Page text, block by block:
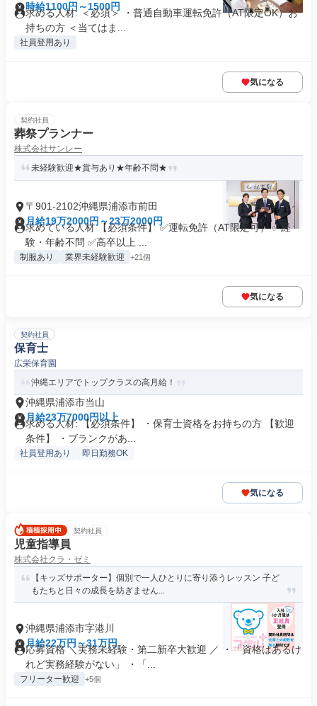
時給1100円～1500円
求める人材: ＜必須＞ ・普通自動車運転免許（AT限定OK）お
持ちの方 ＜当てはま...
社員登用あり
気になる
契約社員
葬祭プランナー
株式会社サンレー
未経験歓迎★賞与あり★年齢不問★
〒901-2102沖縄県浦添市前田
月給19万2000円～23万2000円
求めている人材 【必須条件】 ✅運転免許（AT限定可） ✅経
験・年齢不問 ✅高卒以上 ...
制服あり 業界未経験歓迎 +21個
気になる
契約社員
保育士
広栄保育園
沖縄エリアでトップクラスの高月給！
沖縄県浦添市当山
月給23万7000円以上
求める人材: 【必須条件】 ・保育士資格をお持ちの方 【歓迎
条件】 ・ブランクがあ...
社員登用あり 即日勤務OK
気になる
契約社員
児童指導員
株式会社クラ・ゼミ
【キッズサポーター】個別で一人ひとりに寄り添うレッスン 子ど
もたちと日々の成長を紡ぎません...
沖縄県浦添市字港川
月給22万円～31万円
応募資格 ＼実務未経験・第二新卒大歓迎 ／ ・「資格はあるけ
れど実務経験がない」 ・「...
フリーター歓迎 +5個